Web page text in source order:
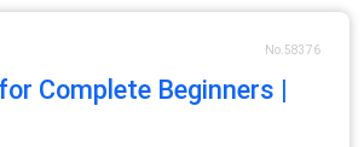
No.58376
Complete Beginners |